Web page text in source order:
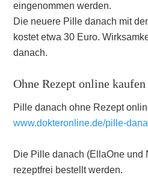
eingenommen werden.
Die neuere Pille danach mit
kostet etwa 30 Euro.
danach.
Ohne Rezept online kaufen
Pille danach ohne Rezept
www.dokteronline.de/pille-
Die Pille danach (EllaOne und
rezeptfrei bestellt werden.